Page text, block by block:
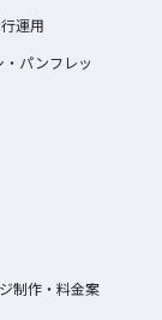
運用
・パンフレッ
制作・料金案